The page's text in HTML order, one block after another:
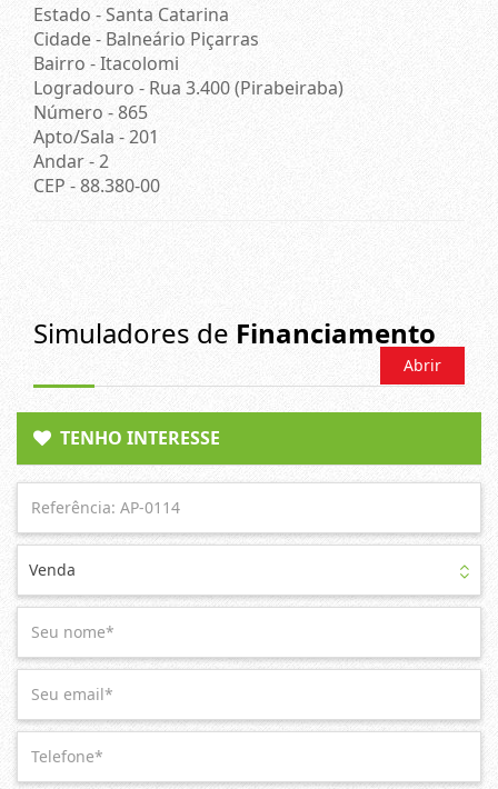
Estado -Santa Catarina
Cidade - Balneário Piçarras
Bairro -Itacolomi
Logradouro - Rua 3.400 (Pirabeiraba)
Número -865
Apto/Sala -201
Andar -2
CEP -88.380-00
Simuladores deFinanciamento
Abrir
TENHO INTERESSE
Venda